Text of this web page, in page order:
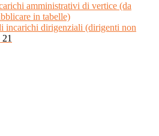
amministrativi di vertice (da
in tabelle)
incarichi dirigenziali (dirigenti non
21